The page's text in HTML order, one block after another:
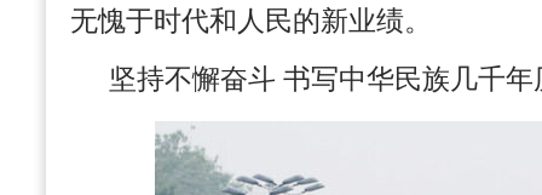
无愧于时代和人民的新业绩。
坚持不懈奋斗 书写中华民族几千